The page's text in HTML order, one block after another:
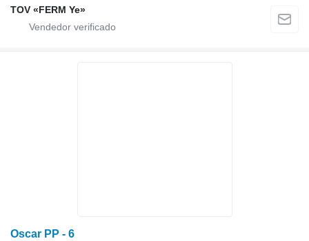
TOV «FERM Ye»
Oscar PP - 6